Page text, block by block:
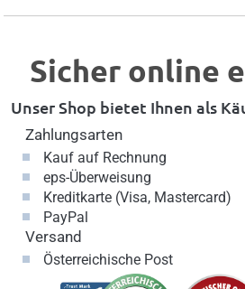
Sicher online
Unser Shop bietet Ihnen als
Zahlungsarten
Kauf auf Rechnung
eps-Überweisung
Kreditkarte (Visa, Mastercard)
PayPal
Versand
Österreichische Post